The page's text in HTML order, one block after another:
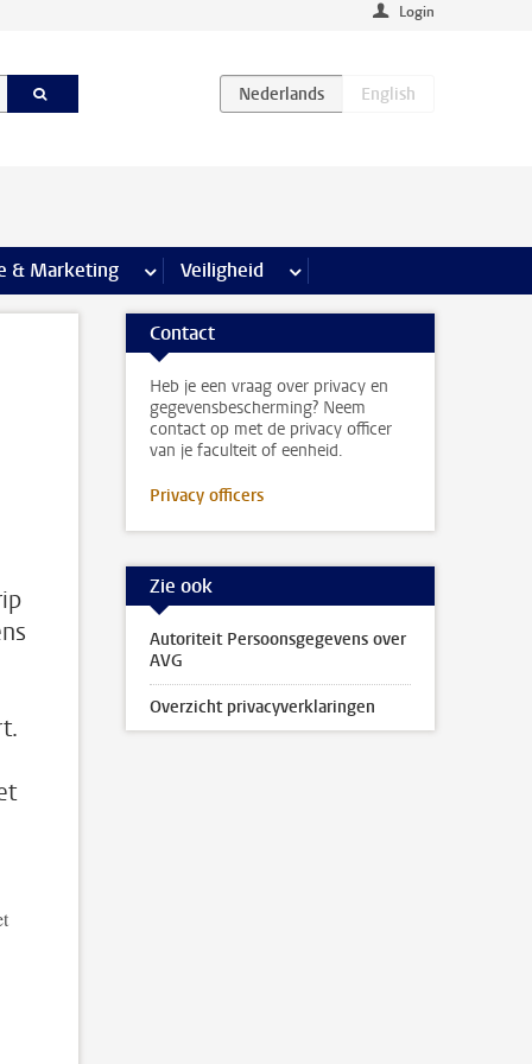
Login
& Marketing meer Communicatie & Marketing pagina’s
Veiligheid meer Veiligheid pagina’s
Contact
Heb je een vraag over privacy en
gegevensbescherming? Neem
contact op met de privacy officer
van je faculteit of eenheid.
Privacy officers
Zie ook
Autoriteit Persoonsgegevens over
AVG
Overzicht privacyverklaringen